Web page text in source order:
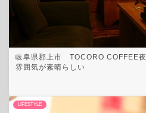
岐阜県郡上市 TOCORO COFFEE
雰囲気が素晴らしい
LIFESTYLE